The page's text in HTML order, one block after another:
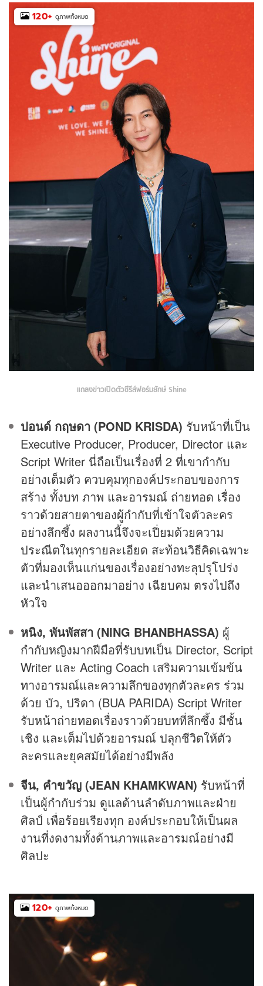
120+ ดูภาพทั้งหมด
แถลงข่าวเปิดตัวซีรีส์ฟอร์มยักษ์ Shine
ปอนด์ กฤษดา (POND KRISDA) รับหน้าที่เป็น
Executive Producer, Producer, Director และ
Script Writer นี่ถือเป็นเรื่องที่ 2 ที่เขากำกับ
อย่างเต็มตัว ควบคุมทุกองค์ประกอบของการ
สร้าง ทั้งบท ภาพ และอารมณ์ ถ่ายทอด เรื่อง
ราวด้วยสายตาของผู้กำกับที่เข้าใจตัวละคร
อย่างลึกซึ้ง ผลงานนี้จึงจะเปี่ยมด้วยความ
ประณีตในทุกรายละเอียด สะท้อนวิธีคิดเฉพาะ
ตัวที่มองเห็นแก่นของเรื่องอย่างทะลุปรุโปร่ง
และนำเสนอออกมาอย่าง เฉียบคม ตรงไปถึง
หัวใจ
หนิง, พันพัสสา (NING BHANBHASSA) ผู้
กำกับหญิงมากฝีมือที่รับบทเป็น Director, Script
Writer และ Acting Coach เสริมความเข้มข้น
ทางอารมณ์และความลึกของทุกตัวละคร ร่วม
ด้วย บัว, ปริดา (BUA PARIDA) Script Writer
รับหน้าถ่ายทอดเรื่องราวด้วยบทที่ลึกซึ้ง มีชั้น
เชิง และเต็มไปด้วยอารมณ์ ปลุกชีวิตให้ตัว
ละครและยุคสมัยได้อย่างมีพลัง
จีน, คำขวัญ (JEAN KHAMKWAN) รับหน้าที่
เป็นผู้กำกับร่วม ดูแลด้านลำดับภาพและฝ่าย
ศิลป์ เพื่อร้อยเรียงทุก องค์ประกอบให้เป็นผล
งานที่งดงามทั้งด้านภาพและอารมณ์อย่างมี
ศิลปะ
120+ ดูภาพทั้งหมด